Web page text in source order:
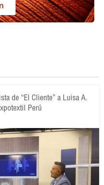
de “El Cliente” a Luisa A.
Perú